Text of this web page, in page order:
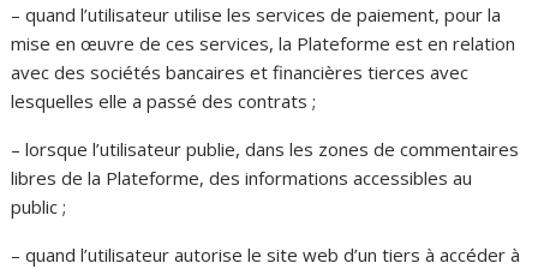
– quand l’utilisateur utilise les services de paiement, pour la
mise en œuvre de ces services, la Plateforme est en relation
avec des sociétés bancaires et financières tierces avec
lesquelles elle a passé des contrats ;
– lorsque l’utilisateur publie, dans les zones de commentaires
libres de la Plateforme, des informations accessibles au
public ;
– quand l’utilisateur autorise le site web d’un tiers à accéder à